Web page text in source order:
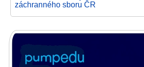
záchranného sboru ČR